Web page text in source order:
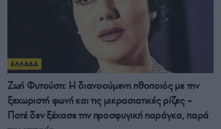
ΕΛΛΑΔΑ
Ζωή Φυτούση: Η διανοούμενη ηθοποιός με την
ξεχωριστή φωνή και τις μικρασιατικές ρίζες –
Ποτέ δεν ξέχασε την προσφυγική παράγκα, παρά